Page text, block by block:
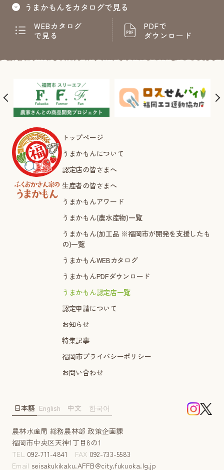
うまかもんをカタログで見る
WEBカタログ
で見る
PDFで
ダウンロード
トップページ
うまかもんについて
認定店の皆さまへ
生産者の皆さまへ
うまかもんアワード
うまかもん(農水産物)一覧
うまかもん(加工品 ※福岡市が開発を支援したも
の)一覧
うまかもんWEBカタログ
うまかもんPDFダウンロード
うまかもん認定店一覧
認定申請について
お知らせ
特集記事
福岡市プライバシーポリシー
お問い合わせ
農林水産局 総務農林部 政策企画課
福岡市中央区天神1丁目8の1
TEL 092-711-4841 FAX 092-733-5583
Email seisakukikaku.AFFB@city.fukuoka.lg.jp
日本語 English 中文 한국어